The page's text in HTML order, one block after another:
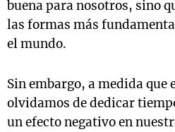
buena para nosotros, sino
las formas más
el mundo.
Sin embargo, a medida que
olvidamos de dedicar
un efecto negativo en